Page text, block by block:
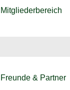
Mitgliederbereich
Freunde & Partner